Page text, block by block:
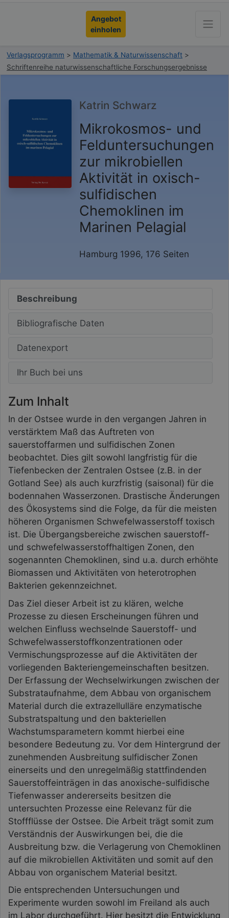
Angebot
einholen
Verlagsprogramm > Mathematik & Naturwissenschaft >
Schriftenreihe naturwissenschaftliche Forschungsergebnisse
Katrin Schwarz
Mikrokosmos- und
Felduntersuchungen
zur mikrobiellen
Aktivität in oxisch-
sulfidischen
Chemoklinen im
Marinen Pelagial
Hamburg 1996, 176 Seiten
Beschreibung
Bibliografische Daten
Datenexport
Ihr Buch bei uns
Zum Inhalt
In der Ostsee wurde in den vergangen Jahren in
verstärktem Maß das Auftreten von
sauerstoffarmen und sulfidischen Zonen
beobachtet. Dies gilt sowohl langfristig für die
Tiefenbecken der Zentralen Ostsee (z.B. in der
Gotland See) als auch kurzfristig (saisonal) für die
bodennahen Wasserzonen. Drastische Änderungen
des Ökosystems sind die Folge, da für die meisten
höheren Organismen Schwefelwasserstoff toxisch
ist. Die Übergangsbereiche zwischen sauerstoff-
und schwefelwasserstoffhaltigen Zonen, den
sogenannten Chemoklinen, sind u.a. durch erhöhte
Biomassen und Aktivitäten von heterotrophen
Bakterien gekennzeichnet.
Das Ziel dieser Arbeit ist zu klären, welche
Prozesse zu diesen Erscheinungen führen und
welchen Einfluss wechselnde Sauerstoff- und
Schwefelwasserstoffkonzentrationen oder
Vermischungsprozesse auf die Aktivitäten der
vorliegenden Bakteriengemeinschaften besitzen.
Der Erfassung der Wechselwirkungen zwischen der
Substrataufnahme, dem Abbau von organischem
Material durch die extrazellulläre enzymatische
Substratspaltung und den bakteriellen
Wachstumsparametern kommt hierbei eine
besondere Bedeutung zu. Vor dem Hintergrund der
zunehmenden Ausbreitung sulfidischer Zonen
einerseits und den unregelmäßig stattfindenden
Sauerstoffeinträgen in das anoxische-sulfidische
Tiefenwasser andererseits besitzen die
untersuchten Prozesse eine Relevanz für die
Stoffflüsse der Ostsee. Die Arbeit trägt somit zum
Verständnis der Auswirkungen bei, die die
Ausbreitung bzw. die Verlagerung von Chemoklinen
auf die mikrobiellen Aktivitäten und somit auf den
Abbau von organischem Material besitzt.
Die entsprechenden Untersuchungen und
Experimente wurden sowohl im Freiland als auch
im Labor durchgeführt. Hier besitzt die Entwicklung